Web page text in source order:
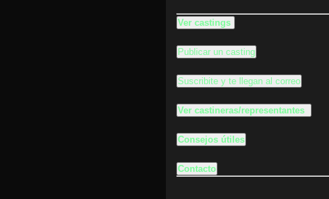
Ver castings
Publicar un casting
Suscribite y te llegan al correo
Ver castineras/representantes
Consejos útiles
Contacto